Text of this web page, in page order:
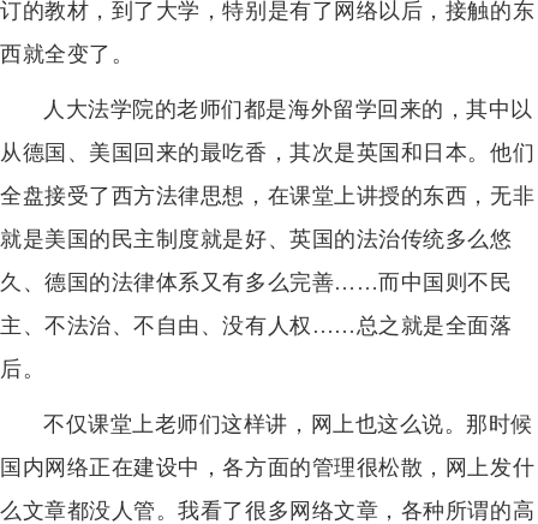
订的教材，到了大学，特别是有了网络以后，接触的东
西就全变了。
人大法学院的老师们都是海外留学回来的，其中以
从德国、美国回来的最吃香，其次是英国和日本。他们
全盘接受了西方法律思想，在课堂上讲授的东西，无非
就是美国的民主制度就是好、英国的法治传统多么悠
久、德国的法律体系又有多么完善……而中国则不民
主、不法治、不自由、没有人权……总之就是全面落
后。
不仅课堂上老师们这样讲，网上也这么说。那时候
国内网络正在建设中，各方面的管理很松散，网上发什
么文章都没人管。我看了很多网络文章，各种所谓的高